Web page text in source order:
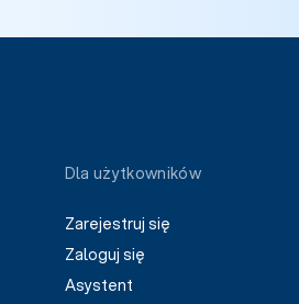
Dla użytkowników
Zarejestruj się
Zaloguj się
Asystent